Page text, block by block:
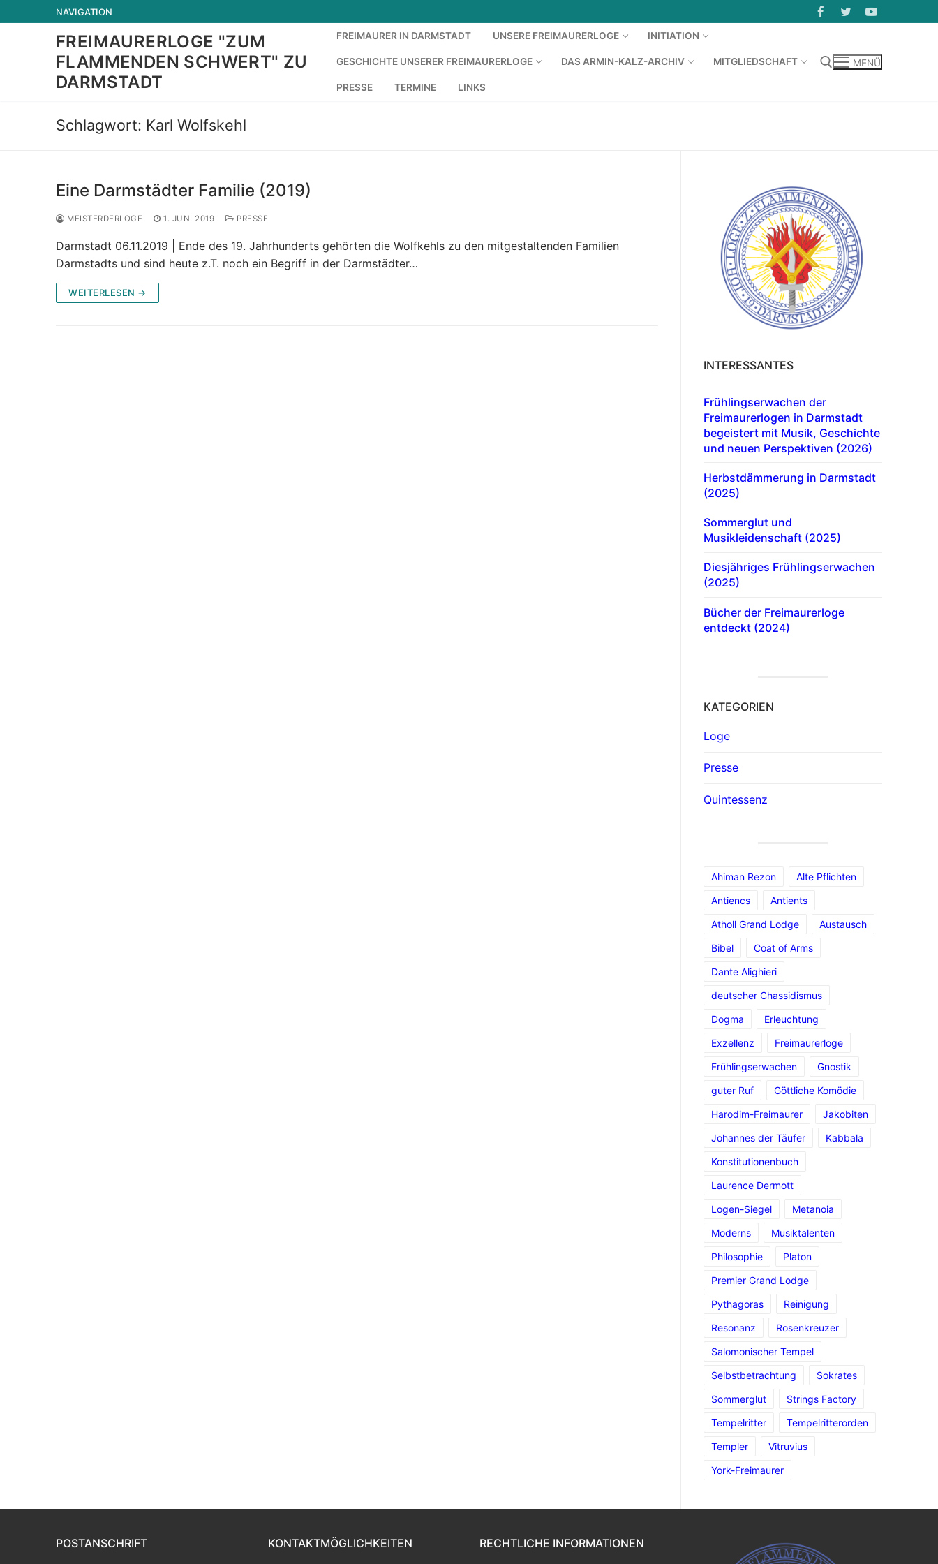
Inhalt
NAVIGATION
FREIMAURERLOGE "ZUM
FLAMMENDEN SCHWERT" ZU
DARMSTADT
FREIMAURER IN DARMSTADT UNSERE FREIMAURERLOGE INITIATION
GESCHICHTE UNSERER FREIMAURERLOGE DAS ARMIN-KALZ-ARCHIV MITGLIEDSCHAFT
PRESSE TERMINE LINKS
MENÜ
Schlagwort: Karl Wolfskehl
Eine Darmstädter Familie (2019)
MEISTERDERLOGE 1. JUNI 2019 PRESSE
Darmstadt 06.11.2019 | Ende des 19. Jahrhunderts gehörten die Wolfkehls zu den mitgestaltenden Familien
Darmstadts und sind heute z.T. noch ein Begriff in der Darmstädter…
WEITERLESEN →
INTERESSANTES
Frühlingserwachen der
Freimaurerlogen in Darmstadt
begeistert mit Musik, Geschichte
und neuen Perspektiven (2026)
Herbstdämmerung in Darmstadt
(2025)
Sommerglut und
Musikleidenschaft (2025)
Diesjähriges Frühlingserwachen
(2025)
Bücher der Freimaurerloge
entdeckt (2024)
KATEGORIEN
Loge
Presse
Quintessenz
Ahiman Rezon
Alte Pflichten
Antiencs
Antients
Atholl Grand Lodge
Austausch
Bibel
Coat of Arms
Dante Alighieri
deutscher Chassidismus
Dogma
Erleuchtung
Exzellenz
Freimaurerloge
Frühlingserwachen
Gnostik
guter Ruf
Göttliche Komödie
Harodim-Freimaurer
Jakobiten
Johannes der Täufer
Kabbala
Konstitutionenbuch
Laurence Dermott
Logen-Siegel
Metanoia
Moderns
Musiktalenten
Philosophie
Platon
Premier Grand Lodge
Pythagoras
Reinigung
Resonanz
Rosenkreuzer
Salomonischer Tempel
Selbstbetrachtung
Sokrates
Sommerglut
Strings Factory
Tempelritter
Tempelritterorden
Templer
Vitruvius
York-Freimaurer
POSTANSCHRIFT KONTAKTMÖGLICHKEITEN RECHTLICHE INFORMATIONEN